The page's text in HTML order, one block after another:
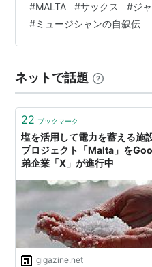
したり（音楽関係の会社だ
トン楽団から声がかかって
ビューを果たしてヒットを
それ。 何かを好きになって
開拓していくさまに魅了さ
#MALTA #サックス #ジ
#ミュージシャンの自叙伝
ネットで話題
22 ブックマーク
塩を活用して電力を蓄える施
プロジェクト「Malta」を
弟企業「X」が進行中
gigazine.net